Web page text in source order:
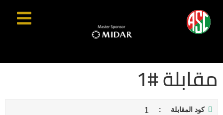
مقابلة #1
كود المقابلة 1